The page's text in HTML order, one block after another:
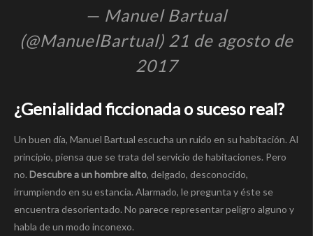
— Manuel Bartual
(@ManuelBartual) 21 de agosto de
2017
¿Genialidad ficcionada o suceso real?
Un buen día, Manuel Bartual escucha un ruido en su habitación. Al
principio, piensa que se trata del servicio de habitaciones. Pero
no. Descubre a un hombre alto, delgado, desconocido,
irrumpiendo en su estancia. Alarmado, le pregunta y éste se
encuentra desorientado. No parece representar peligro alguno y
habla de un modo inconexo.